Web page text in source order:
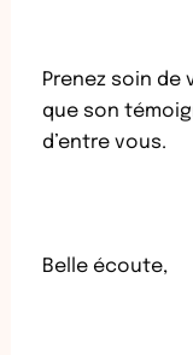
Prenez soin de
que son
d’entre vous.
Belle écoute,